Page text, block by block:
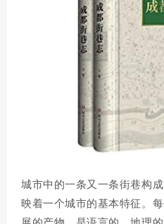
城市中的一条又一条街巷构
映着一个城市的基本特征。